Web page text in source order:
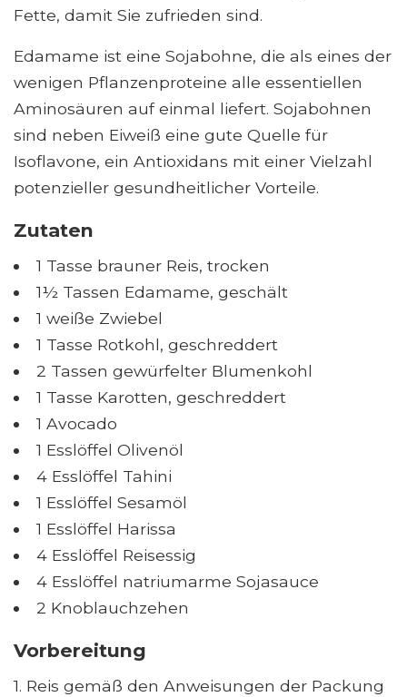
Fette, damit Sie zufrieden sind.
Edamame ist eine Sojabohne, die als eines der
wenigen Pflanzenproteine ​​alle essentiellen
Aminosäuren auf einmal liefert. Sojabohnen
sind neben Eiweiß eine gute Quelle für
Isoflavone, ein Antioxidans mit einer Vielzahl
potenzieller gesundheitlicher Vorteile.
Zutaten
1 Tasse brauner Reis, trocken
1½ Tassen Edamame, geschält
1 weiße Zwiebel
1 Tasse Rotkohl, geschreddert
2 Tassen gewürfelter Blumenkohl
1 Tasse Karotten, geschreddert
1 Avocado
1 Esslöffel Olivenöl
4 Esslöffel Tahini
1 Esslöffel Sesamöl
1 Esslöffel Harissa
4 Esslöffel Reisessig
4 Esslöffel natriumarme Sojasauce
2 Knoblauchzehen
Vorbereitung
1. Reis gemäß den Anweisungen der Packung